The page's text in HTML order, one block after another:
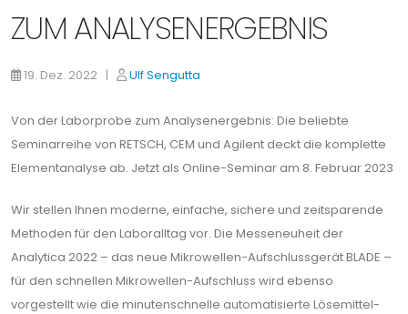
ZUM ANALYSENERGEBNIS
19. Dez. 2022 | Ulf Sengutta
Von der Laborprobe zum Analysenergebnis: Die beliebte
Seminarreihe von RETSCH, CEM und Agilent deckt die komplette
Elementanalyse ab. Jetzt als Online-Seminar am 8. Februar 2023
Wir stellen Ihnen moderne, einfache, sichere und zeitsparende
Methoden für den Laboralltag vor. Die Messeneuheit der
Analytica 2022 – das neue Mikrowellen-Aufschlussgerät BLADE –
für den schnellen Mikrowellen-Aufschluss wird ebenso
vorgestellt wie die minutenschnelle automatisierte Lösemittel-